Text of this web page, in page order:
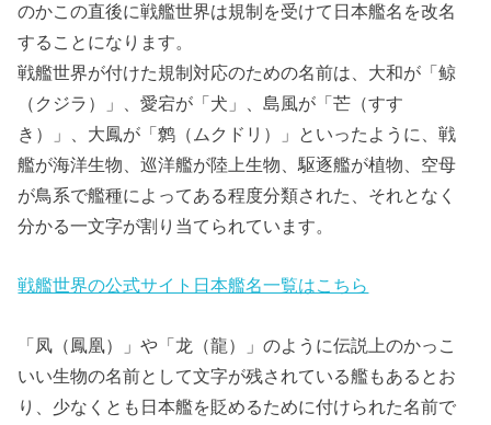
のかこの直後に戦艦世界は規制を受けて日本艦名を改名
することになります。
戦艦世界が付けた規制対応のための名前は、大和が「鲸
（クジラ）」、愛宕が「犬」、島風が「芒（すす
き）」、大鳳が「鹩（ムクドリ）」といったように、戦
艦が海洋生物、巡洋艦が陸上生物、駆逐艦が植物、空母
が鳥系で艦種によってある程度分類された、それとなく
分かる一文字が割り当てられています。
戦艦世界の公式サイト日本艦名一覧はこちら
「凤（鳳凰）」や「龙（龍）」のように伝説上のかっこ
いい生物の名前として文字が残されている艦もあるとお
り、少なくとも日本艦を貶めるために付けられた名前で